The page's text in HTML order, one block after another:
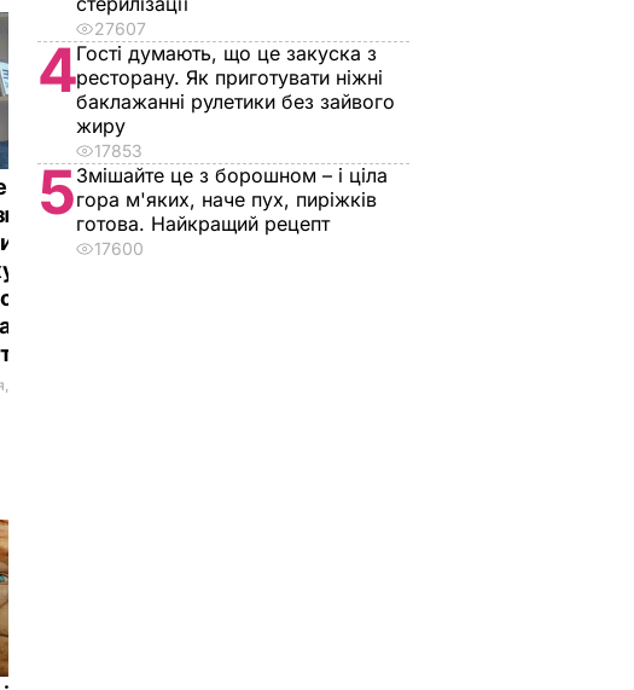
Ходза: Був у
Стан
їй
але
23.23
27607
4Гості думають, що це закуска з
ресторану. Як приготувати ніжні
баклажанні рулетики без зайвого
жиру
17853
5Змішайте це з борошном – і ціла
гора м'яких, наче пух, пиріжків
готова. Найкращий рецепт
17600